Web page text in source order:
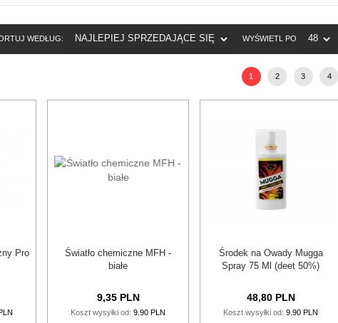
WEDŁUG:
SORT
WYŚWIETL PO
POP
1 2 3 4
Pro
Światło chemiczne MFH -
białe
9,35 PLN
Koszt wysyłki od:9.90 PLN
Środek na Owady Mugga
Spray 75 Ml (deet 50%)
48,80 PLN
Koszt wysyłki od:9.90 PLN